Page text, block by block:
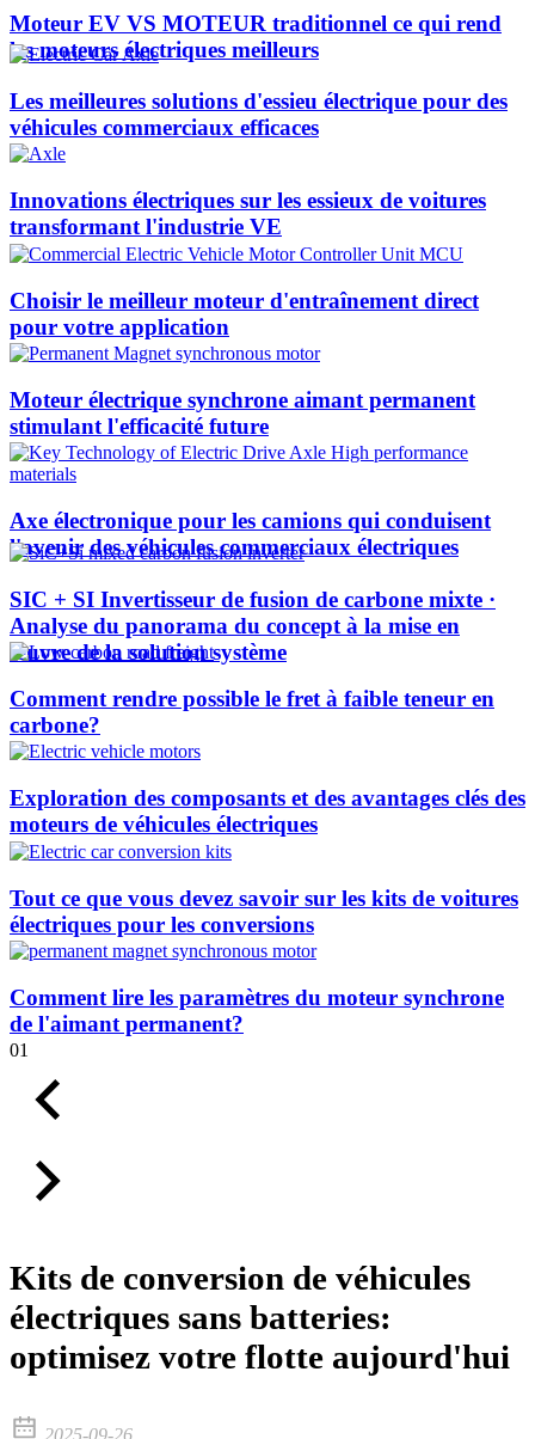
Moteur EV VS MOTEUR traditionnel ce qui rend
les moteurs électriques meilleurs
Les meilleures solutions d'essieu électrique pour des
véhicules commerciaux efficaces
Innovations électriques sur les essieux de voitures
transformant l'industrie VE
Choisir le meilleur moteur d'entraînement direct
pour votre application
Moteur électrique synchrone aimant permanent
stimulant l'efficacité future
Axe électronique pour les camions qui conduisent
l'avenir des véhicules commerciaux électriques
SIC + SI Invertisseur de fusion de carbone mixte ·
Analyse du panorama du concept à la mise en
œuvre de la solution système
Comment rendre possible le fret à faible teneur en
carbone?
Exploration des composants et des avantages clés des
moteurs de véhicules électriques
Tout ce que vous devez savoir sur les kits de voitures
électriques pour les conversions
Comment lire les paramètres du moteur synchrone
de l'aimant permanent?
01
Kits de conversion de véhicules
électriques sans batteries:
optimisez votre flotte aujourd'hui